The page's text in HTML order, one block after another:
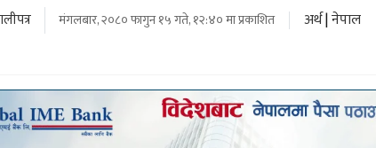
मंगलबार, २०८० फागुन १५ गते, १२:४० मा प्रकाशित अर्थ|नेपाल